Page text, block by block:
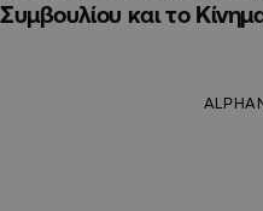
Συμβουλίου και το